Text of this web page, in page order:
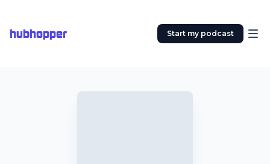
hubhopper Start my podcast